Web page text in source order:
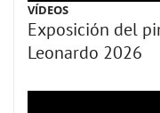
VÍDEOS
Exposición del
Leonardo 2026